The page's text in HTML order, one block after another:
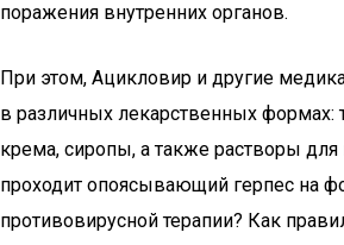
поражения внутренних органов.
При этом, Ацикловир и другие
в различных лекарственных формах:
крема, сиропы, а также растворы
проходит опоясывающий герпес на
противовирусной терапии? Как